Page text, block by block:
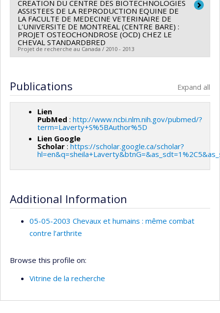
Québec - Santé (FRSQ)
Grant programs:PVXXXXXX-Réseaux thématiques de
recherche
Lead researcher : Kate Alexander
Co-researchers : Sheila Laverty
Funding sources:Association des vétérinaires Équins
du Québec
Grant programs:
CREATION DU CENTRE DES BIOTECHNOLOGIES
ASSISTEES DE LA REPRODUCTION EQUINE DE
LA FACULTE DE MEDECINE VETERINAIRE DE
L'UNIVERSITE DE MONTREAL (CENTRE BARE) :
PROJET OSTEOCHONDROSE (OCD) CHEZ LE
CHEVAL STANDARDBRED
Projet de recherche au Canada / 2010 - 2013
Co-researchers :
Funding sources:MAPAQ/Ministère de l'Agriculture,
des Pêcheries et de l'Alimentation
Grant programs:
Publications Expand all
Lien
PubMed : http://www.ncbi.nlm.nih.gov/pubmed/?
term=Laverty+S%5BAuthor%5D
Lien Google
Scholar : https://scholar.google.ca/scholar?
Additional Information
05-05-2003 Chevaux et humains : même combat
contre l’arthrite
Browse this profile on:
Vitrine de la recherche